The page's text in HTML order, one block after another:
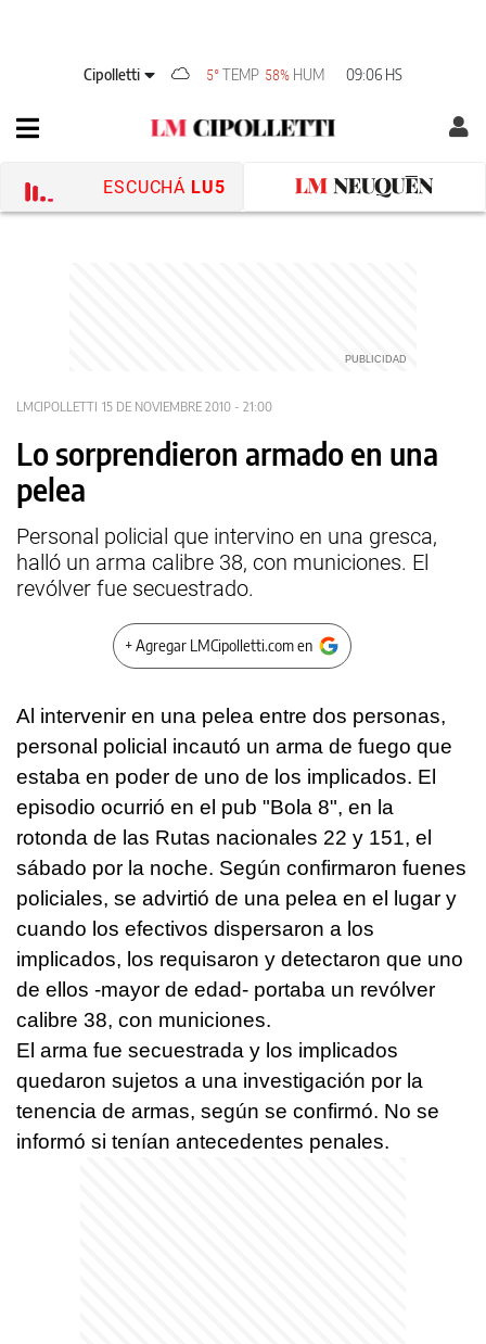
Cipolletti 5° TEMP 58% HUM 09:06 HS
ESCUCHÁ LU5
LMCIPOLLETTI 15 DE NOVIEMBRE 2010 - 21:00
Lo sorprendieron armado en una
pelea
Personal policial que intervino en una gresca,
halló un arma calibre 38, con municiones. El
revólver fue secuestrado.
+ Agregar LMCipolletti.com en
Al intervenir en una pelea entre dos personas,
personal policial incautó un arma de fuego que
estaba en poder de uno de los implicados. El
episodio ocurrió en el pub "Bola 8", en la
rotonda de las Rutas nacionales 22 y 151, el
sábado por la noche. Según confirmaron fuenes
policiales, se advirtió de una pelea en el lugar y
cuando los efectivos dispersaron a los
implicados, los requisaron y detectaron que uno
de ellos -mayor de edad- portaba un revólver
calibre 38, con municiones.
El arma fue secuestrada y los implicados
quedaron sujetos a una investigación por la
tenencia de armas, según se confirmó. No se
informó si tenían antecedentes penales.